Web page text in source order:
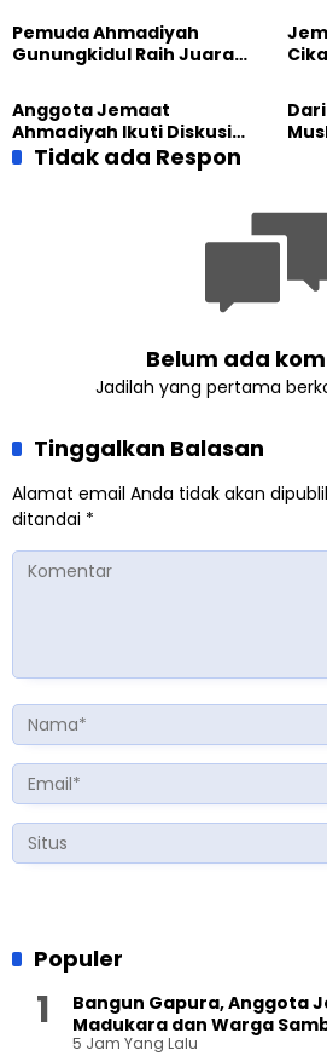
Sambut HUT RI ke-81
Pemuda Ahmadiyah
Gunungkidul Raih Juara
Anggota Jemaat
Ahmadiyah Ikuti Diskusi
Pluralisme di Yogyakarta
Tidak ada Respon
Belum ada
Jadilah yang pertama
Tinggalkan Balasan
Alamat email Anda tidak akan
ditandai *
Populer
Bangun Gapura, Anggota
Madukara dan Warga
5 Jam Yang Lalu